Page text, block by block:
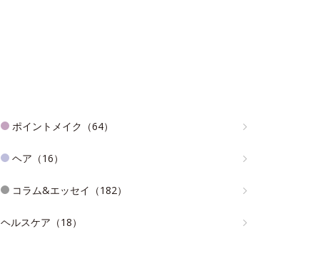
ポイントメイク（64）
ヘア（16）
コラム&エッセイ（182）
ヘルスケア（18）